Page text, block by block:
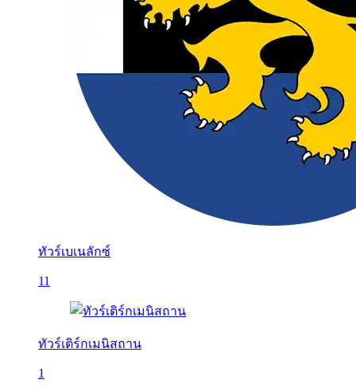
ทัวร์เบเนลักซ์
11
ทัวร์เติร์กเมนิสถาน
1